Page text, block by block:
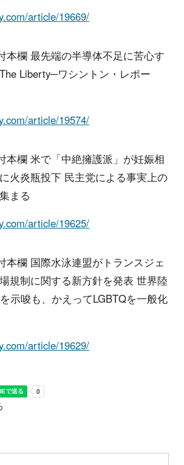
article/19669/
本欄 最先端の半導体不足に苦心す
Liberty─ワシントン・レポー
article/19574/
本欄 米で「中絶擁護派」が妊娠相
火炎瓶投下 民主党による事実上の
まる
article/19625/
本欄 国際水泳連盟がトランスジェ
規制に関する新方針を発表 世界陸
示唆も、かえってLGBTQを一般化
article/19629/